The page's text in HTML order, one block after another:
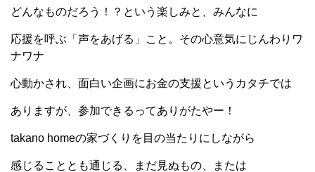
どんなものだろう！？という楽しみと、みんなに
応援を呼ぶ「声をあげる」こと。その心意気にじんわりワ
ナワナ
心動かされ、面白い企画にお金の支援というカタチでは
ありますが、参加できるってありがたやー！
takano homeの家づくりを目の当たりにしながら
感じることとも通じる、まだ見ぬもの、または